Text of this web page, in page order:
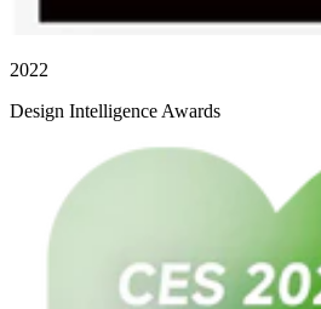
2022
Design Intelligence Awards